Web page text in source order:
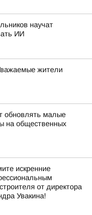
научат
ИИ
жители
обновлять малые
на общественных
искренние
от директора
Увакина!